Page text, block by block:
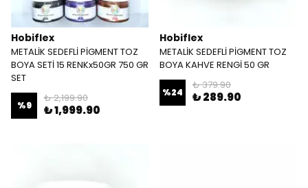
Hobiflex
METALİK SEDEFLİ PİGMENT TOZ
BOYA SETİ 15 RENKx50GR 750 GR
SET
%9
₺ 2,199.90
₺ 1,999.90
Hobiflex
METALİK SEDEFLİ PİGMENT TOZ
BOYA KAHVE RENGİ 50 GR
%24
₺ 379.90
₺ 289.90